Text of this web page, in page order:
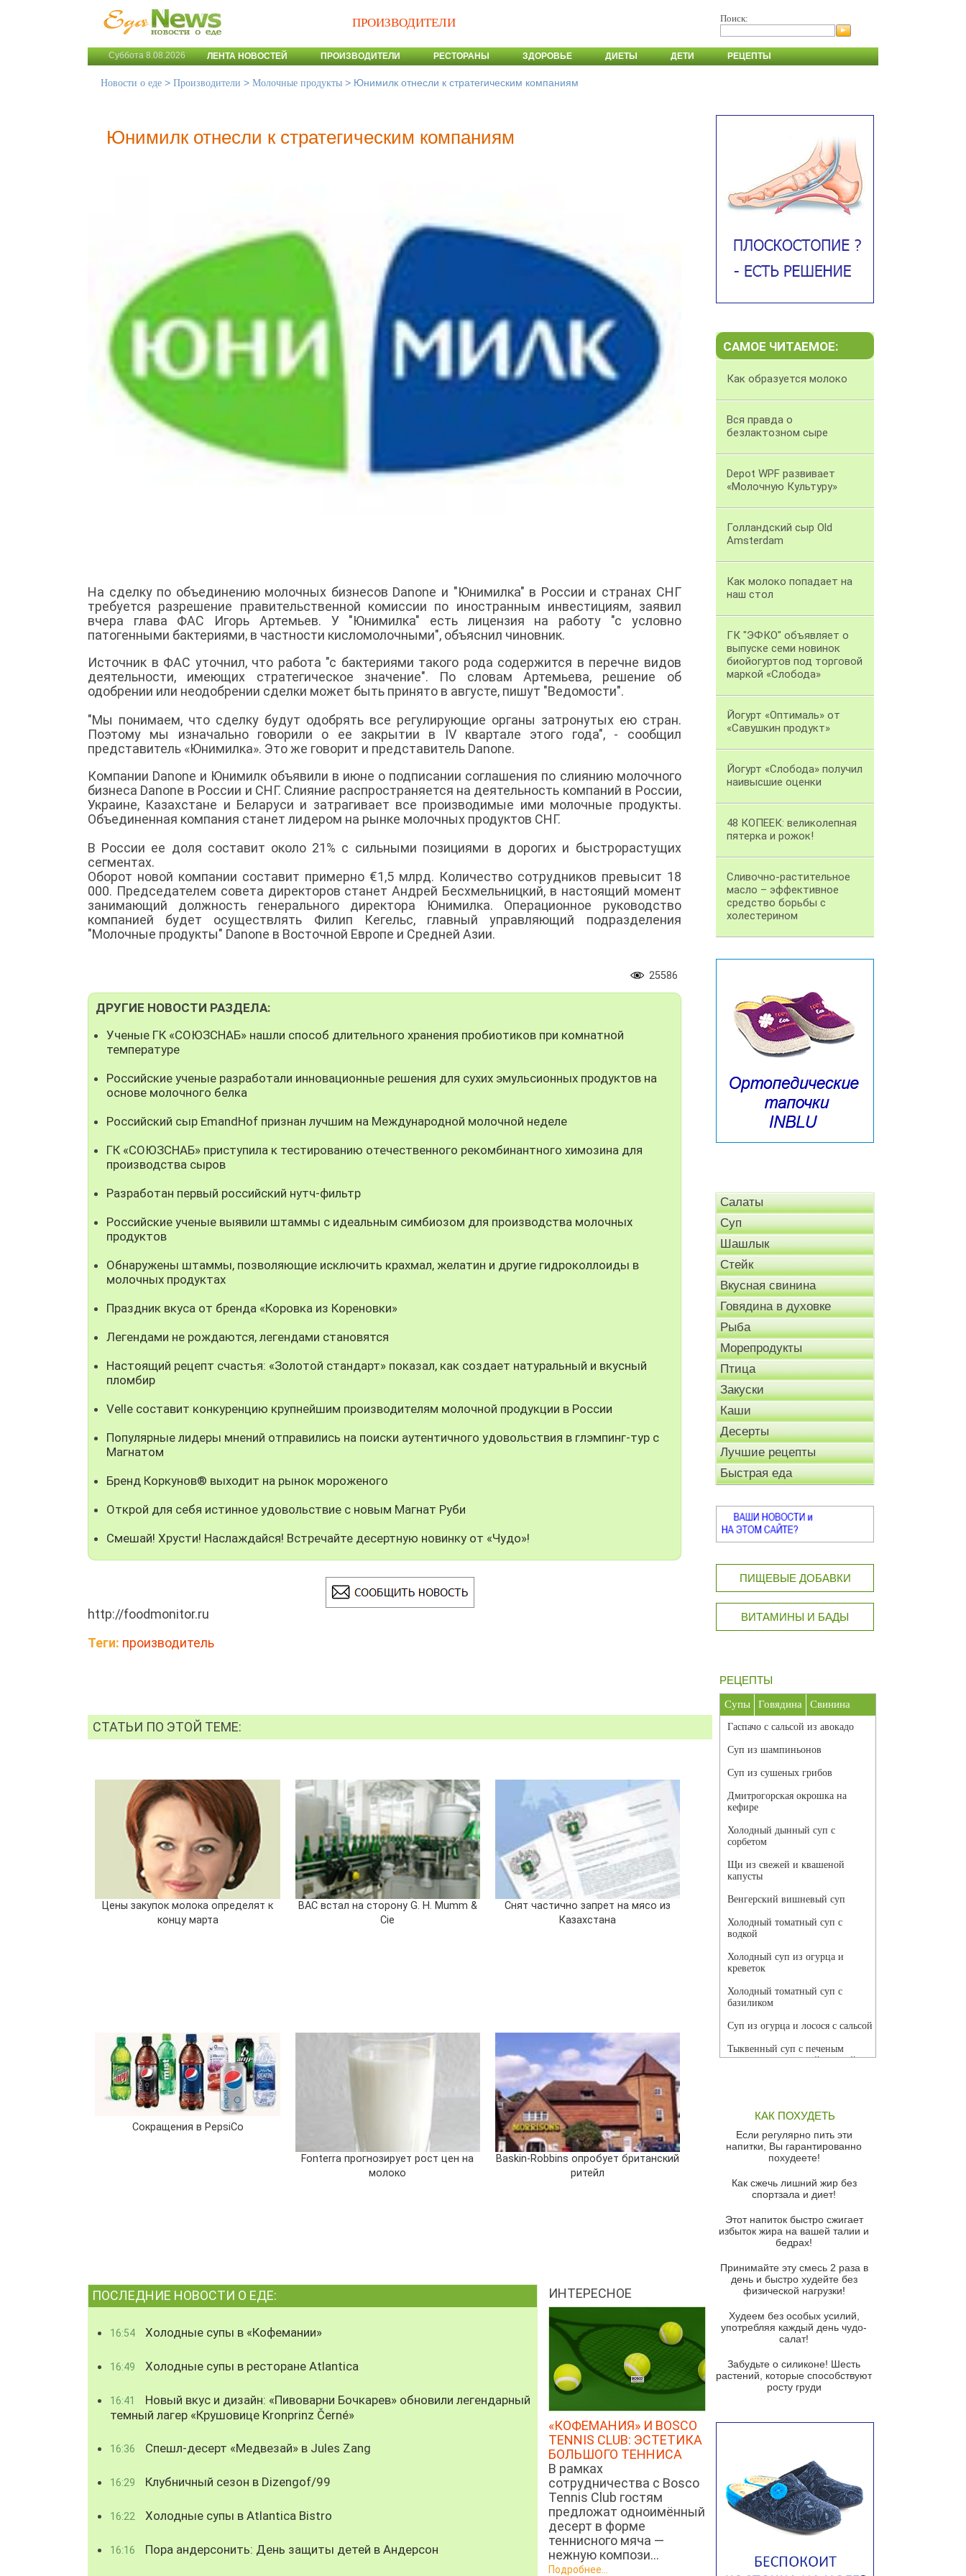
ПРОИЗВОДИТЕЛИ Поиск:
Суббота 8.08.2026 ЛЕНТА НОВОСТЕЙ ПРОИЗВОДИТЕЛИ РЕСТОРАНЫ ЗДОРОВЬЕ ДИЕТЫ ДЕТИ РЕЦЕПТЫ
Новости о еде > Производители > Молочные продукты > Юнимилк отнесли к стратегическим компаниям
Юнимилк отнесли к стратегическим компаниям
На сделку по объединению молочных бизнесов Danone и "Юнимилка" в России и странах СНГ
требуется разрешение правительственной комиссии по иностранным инвестициям, заявил
вчера глава ФАС Игорь Артемьев. У "Юнимилка" есть лицензия на работу "с условно
патогенными бактериями, в частности кисломолочными", объяснил чиновник.
Источник в ФАС уточнил, что работа "с бактериями такого рода содержится в перечне видов
деятельности, имеющих стратегическое значение". По словам Артемьева, решение об
одобрении или неодобрении сделки может быть принято в августе, пишут "Ведомости".
"Мы понимаем, что сделку будут одобрять все регулирующие органы затронутых ею стран.
Поэтому мы изначально говорили о ее закрытии в IV квартале этого года", - сообщил
представитель «Юнимилка». Это же говорит и представитель Danone.
Компании Danone и Юнимилк объявили в июне о подписании соглашения по слиянию молочного
бизнеса Danone в России и СНГ. Слияние распространяется на деятельность компаний в России,
Украине, Казахстане и Беларуси и затрагивает все производимые ими молочные продукты.
Объединенная компания станет лидером на рынке молочных продуктов СНГ.
В России ее доля составит около 21% с сильными позициями в дорогих и быстрорастущих
сегментах.
Оборот новой компании составит примерно €1,5 млрд. Количество сотрудников превысит 18
000. Председателем совета директоров станет Андрей Бесхмельницкий, в настоящий момент
занимающий должность генерального директора Юнимилка. Операционное руководство
компанией будет осуществлять Филип Кегельс, главный управляющий подразделения
"Молочные продукты" Danone в Восточной Европе и Средней Азии.
25586
ДРУГИЕ НОВОСТИ РАЗДЕЛА:
Ученые ГК «СОЮЗСНАБ» нашли способ длительного хранения пробиотиков при комнатной
температуре
Российские ученые разработали инновационные решения для сухих эмульсионных продуктов на
основе молочного белка
Российский сыр EmandHof признан лучшим на Международной молочной неделе
ГК «СОЮЗСНАБ» приступила к тестированию отечественного рекомбинантного химозина для
производства сыров
Разработан первый российский нутч-фильтр
Российские ученые выявили штаммы с идеальным симбиозом для производства молочных
продуктов
Обнаружены штаммы, позволяющие исключить крахмал, желатин и другие гидроколлоиды в
молочных продуктах
Праздник вкуса от бренда «Коровка из Кореновки»
Легендами не рождаются, легендами становятся
Настоящий рецепт счастья: «Золотой стандарт» показал, как создает натуральный и вкусный
пломбир
Velle составит конкуренцию крупнейшим производителям молочной продукции в России
Популярные лидеры мнений отправились на поиски аутентичного удовольствия в глэмпинг-тур с
Магнатом
Бренд Коркунов® выходит на рынок мороженого
Открой для себя истинное удовольствие с новым Магнат Руби
Смешай! Хрусти! Наслаждайся! Встречайте десертную новинку от «Чудо»!
http://foodmonitor.ru
Теги: производитель
СТАТЬИ ПО ЭТОЙ ТЕМЕ:
Цены закупок молока определят к
концу марта
ВАС встал на сторону G. H. Mumm &
Cie
Снят частично запрет на мясо из
Казахстана
Сокращения в PepsiCo
Fonterra прогнозирует рост цен на
молоко
Baskin-Robbins опробует британский
ритейл
ПОСЛЕДНИЕ НОВОСТИ О ЕДЕ:
16:54 Холодные супы в «Кофемании»
16:49 Холодные супы в ресторане Atlantica
16:41
Новый вкус и дизайн: «Пивоварни Бочкарев» обновили легендарный
темный лагер «Крушовице Kronprinz Černé»
16:36 Спешл-десерт «Медвезай» в Jules Zang
16:29 Клубничный сезон в Dizengof/99
16:22 Холодные супы в Atlantica Bistro
16:16 Пора андерсонить: День защиты детей в Андерсон
ИНТЕРЕСНОЕ
«КОФЕМАНИЯ» И BOSCO
TENNIS CLUB: ЭСТЕТИКА
БОЛЬШОГО ТЕННИСА
В рамках
сотрудничества с Bosco
Tennis Club гостям
предложат одноимённый
десерт в форме
теннисного мяча —
нежную компози...
Подробнее...
САМОЕ ЧИТАЕМОЕ:
Как образуется молоко
Вся правда о
безлактозном сыре
Depot WPF развивает
«Молочную Культуру»
Голландский сыр Old
Amsterdam
Как молоко попадает на
наш стол
ГК "ЭФКО" объявляет о
выпуске семи новинок
биойогуртов под торговой
маркой «Слобода»
Йогурт «Оптималь» от
«Савушкин продукт»
Йогурт «Слобода» получил
наивысшие оценки
48 КОПЕЕК: великолепная
пятерка и рожок!
Сливочно-растительное
масло – эффективное
средство борьбы с
холестерином
Салаты
Суп
Шашлык
Стейк
Вкусная свинина
Говядина в духовке
Рыба
Морепродукты
Птица
Закуски
Каши
Десерты
Лучшие рецепты
Быстрая еда
ПИЩЕВЫЕ ДОБАВКИ
ВИТАМИНЫ И БАДЫ
РЕЦЕПТЫ
Супы Говядина Свинина
Гаспачо с сальсой из авокадо
Суп из шампиньонов
Суп из сушеных грибов
Дмитрогорская окрошка на
кефире
Холодный дынный суп с
сорбетом
Щи из свежей и квашеной
капусты
Венгерский вишневый суп
Холодный томатный суп с
водкой
Холодный суп из огурца и
креветок
Холодный томатный суп с
базиликом
Суп из огурца и лосося с сальсой
Тыквенный суп с печеным
чесноком и томатной сальсой
красного перца
Парижский луковый суп
Суп из спаржи и горошка с
Суп-крем из цветной капусты
Французский луковый суп
Суп из баклажанов с моцареллой
Грибной крем-суп с кростини с
козьим сыром
Суп мисо с зеленым луком и
тофу
из рукколы
Португальский чесночный суп с
Ирландский картофельный суп
Суп из пастернака
Пряный морковный суп во время
зимних холодов
Американский суп из красной
КАК ПОХУДЕТЬ
Если регулярно пить эти
напитки, Вы гарантированно
похудеете!
Как сжечь лишний жир без
спортзала и диет!
Этот напиток быстро сжигает
избыток жира на вашей талии и
бедрах!
Принимайте эту смесь 2 раза в
день и быстро худейте без
физической нагрузки!
Худеем без особых усилий,
употребляя каждый день чудо-
салат!
Забудьте о силиконе! Шесть
растений, которые способствуют
росту груди